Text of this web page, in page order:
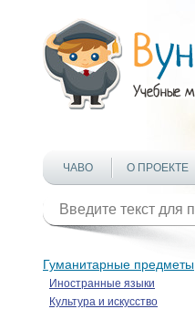
ЧАВО О ПРОЕКТЕ
Гуманитарные предметы
Иностранные языки
Культура и искусство